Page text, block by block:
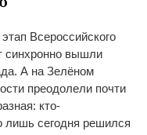
Всероссийского
синхронно вышли
А на Зелёном
преодолели почти
кто-
лишь сегодня решился